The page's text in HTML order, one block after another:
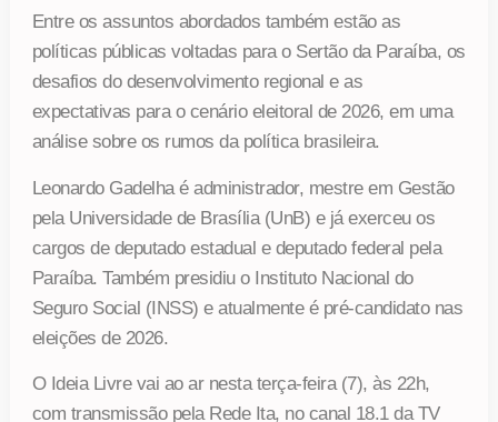
Entre os assuntos abordados também estão as
políticas públicas voltadas para o Sertão da Paraíba, os
desafios do desenvolvimento regional e as
expectativas para o cenário eleitoral de 2026, em uma
análise sobre os rumos da política brasileira.
Leonardo Gadelha é administrador, mestre em Gestão
pela Universidade de Brasília (UnB) e já exerceu os
cargos de deputado estadual e deputado federal pela
Paraíba. Também presidiu o Instituto Nacional do
Seguro Social (INSS) e atualmente é pré-candidato nas
eleições de 2026.
O Ideia Livre vai ao ar nesta terça-feira (7), às 22h,
com transmissão pela Rede Ita, no canal 18.1 da TV